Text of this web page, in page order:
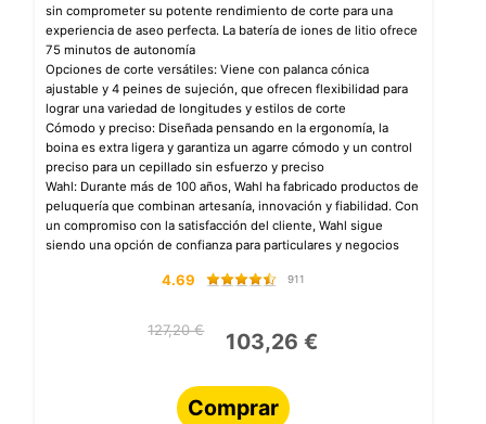
sin comprometer su potente rendimiento de corte para una
experiencia de aseo perfecta. La batería de iones de litio ofrece
75 minutos de autonomía
Opciones de corte versátiles: Viene con palanca cónica
ajustable y 4 peines de sujeción, que ofrecen flexibilidad para
lograr una variedad de longitudes y estilos de corte
Cómodo y preciso: Diseñada pensando en la ergonomía, la
boina es extra ligera y garantiza un agarre cómodo y un control
preciso para un cepillado sin esfuerzo y preciso
Wahl: Durante más de 100 años, Wahl ha fabricado productos de
peluquería que combinan artesanía, innovación y fiabilidad. Con
un compromiso con la satisfacción del cliente, Wahl sigue
siendo una opción de confianza para particulares y negocios
4.69 911
127,20 € 103,26 €
Comprar